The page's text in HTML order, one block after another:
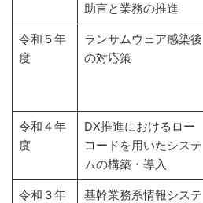
助言と業務の推進
令和５年
度
ランサムウェア感染後
の対応策
令和４年
度
DX推進におけるロー
コードを用いたシステ
ムの構築・導入
令和３年 基幹業務系情報システ